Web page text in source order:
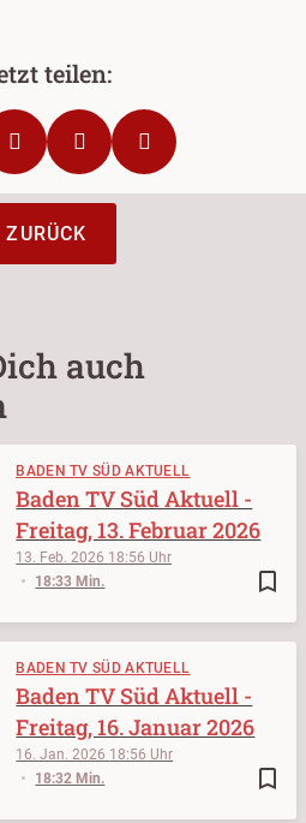
ZURÜCK
auch
BADEN TV SÜD AKTUELL
bookmark_border
13. Feb. 2026 18:56
18:33 Min.
Baden TV Süd Aktuell -
Freitag, 13. Februar 2026
BADEN TV SÜD AKTUELL
bookmark_border
16. Jan. 2026 18:56
18:32 Min.
Baden TV Süd Aktuell -
Freitag, 16. Januar 2026